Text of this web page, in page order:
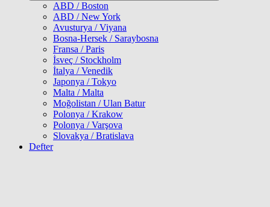
ABD / Boston
ABD / New York
Avusturya / Viyana
Bosna-Hersek / Saraybosna
Fransa / Paris
İsveç / Stockholm
İtalya / Venedik
Japonya / Tokyo
Malta / Malta
Moğolistan / Ulan Batur
Polonya / Krakow
Polonya / Varşova
Slovakya / Bratislava
Defter